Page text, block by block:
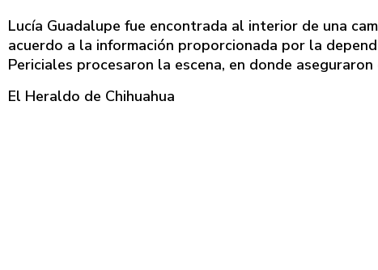
Lucía Guadalupe fue encontrada al interior de una
acuerdo a la información proporcionada por la
Periciales procesaron la escena, en donde
El Heraldo de Chihuahua